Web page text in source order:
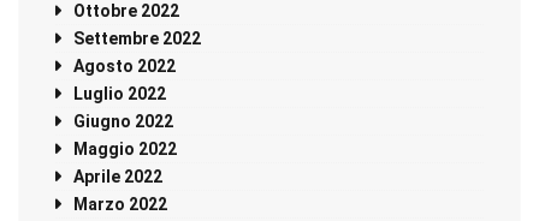
Ottobre 2022
Settembre 2022
Agosto 2022
Luglio 2022
Giugno 2022
Maggio 2022
Aprile 2022
Marzo 2022